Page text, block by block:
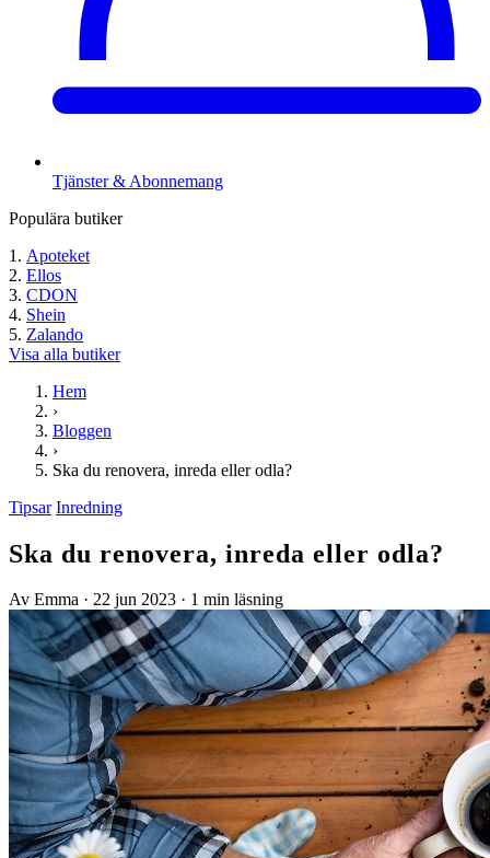
Tjänster & Abonnemang
Populära butiker
Apoteket
Ellos
CDON
Shein
Zalando
Visa alla butiker
Hem
›
Bloggen
›
Ska du renovera, inreda eller odla?
Tipsar Inredning
Ska du renovera, inreda eller odla?
Av Emma · 22 jun 2023 · 1 min läsning